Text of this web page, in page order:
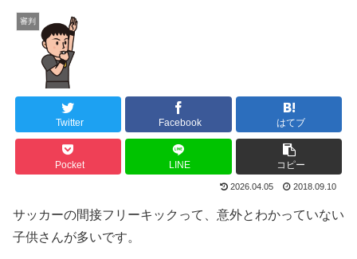
審判
Twitter Facebook はてブ
Pocket LINE コピー
2026.04.05 2018.09.10
サッカーの間接フリーキック って、意外とわかっていない
子供さんが多いです。